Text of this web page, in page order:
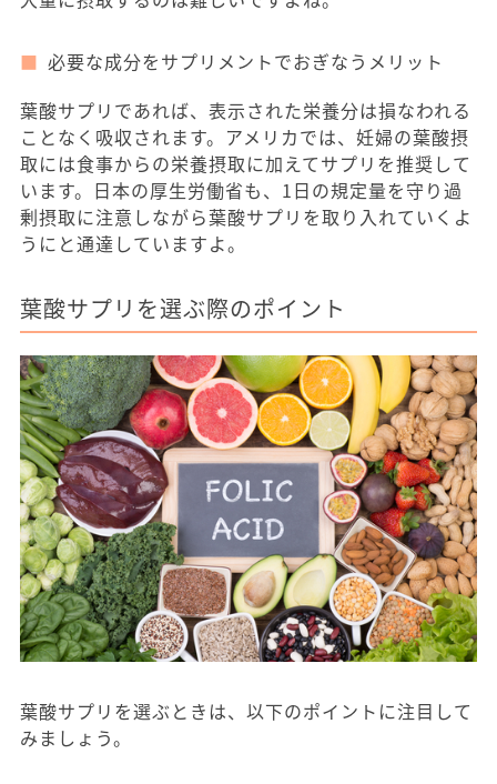
必要な成分をサプリメントでおぎなうメリット
葉酸サプリであれば、表示された栄養分は損なわれる
ことなく吸収されます。アメリカでは、妊婦の葉酸摂
取には食事からの栄養摂取に加えてサプリを推奨して
います。日本の厚生労働省も、1日の規定量を守り過
剰摂取に注意しながら葉酸サプリを取り入れていくよ
うにと通達していますよ。
葉酸サプリを選ぶ際のポイント
葉酸サプリを選ぶときは、以下のポイントに注目して
みましょう。